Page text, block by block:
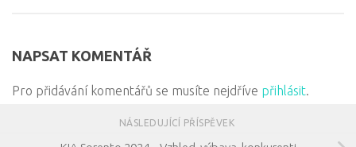
NAPSAT KOMENTÁŘ
Pro přidávání komentářů se musíte nejdříve přihlásit.
NÁSLEDUJÍCÍ PŘÍSPĚVEK